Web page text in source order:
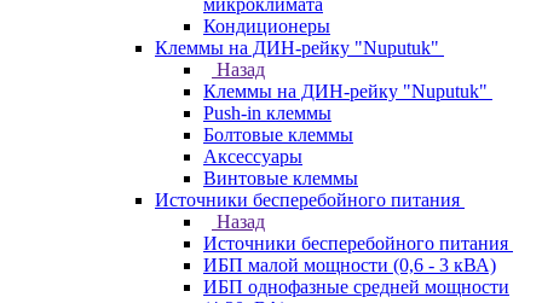
микроклимата
Кондиционеры
Клеммы на ДИН-рейку "Nuputuk"
Назад
Клеммы на ДИН-рейку "Nuputuk"
Push-in клеммы
Болтовые клеммы
Аксессуары
Винтовые клеммы
Источники бесперебойного питания
Назад
Источники бесперебойного питания
ИБП малой мощности (0,6 - 3 кВА)
ИБП однофазные средней мощности